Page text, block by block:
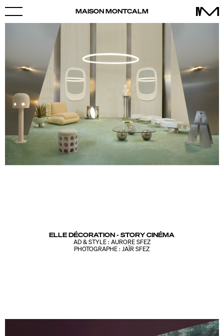
MAISON MONTCALM
ELLE DÉCORATION - STORY CINÉMA
AD & STYLE : AURORE SFEZ
PHOTOGRAPHE : JAÏR SFEZ